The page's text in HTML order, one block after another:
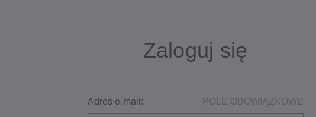
Zaloguj się
Adres e-mail: POLE OBOWIĄZKOWE